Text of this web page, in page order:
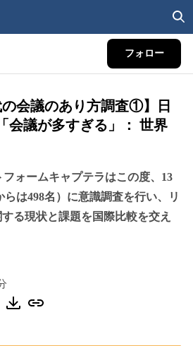
フォロー
の会議のあり方調査①】日
会議が多すぎる」： 世界
フォームキャプテラはこの度、13
らは498名）に意識調査を行い、リ
る現状と課題を国際比較を交え